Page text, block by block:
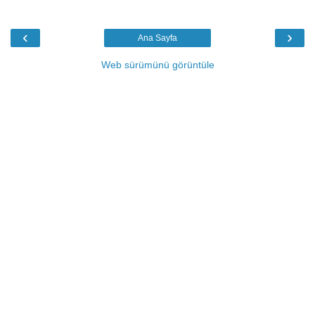
‹ ›
Ana Sayfa
Web sürümünü görüntüle